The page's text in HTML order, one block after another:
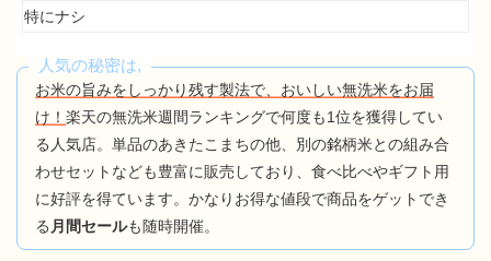
特にナシ
人気の秘密は,
お米の旨みをしっかり残す製法で、おいしい無洗米をお届
け！ 楽天の無洗米週間ランキングで何度も1位を獲得してい
る人気店。単品のあきたこまちの他、別の銘柄米との組み合
わせセットなども豊富に販売しており、食べ比べやギフト用
に好評を得ています。かなりお得な値段で商品をゲットでき
る 月間セールも随時開催。